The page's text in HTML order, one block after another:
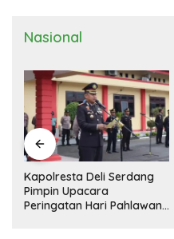
Nasional
Kapolresta Deli Serdang
Pimpin Upacara
Peringatan Hari Pahlawan